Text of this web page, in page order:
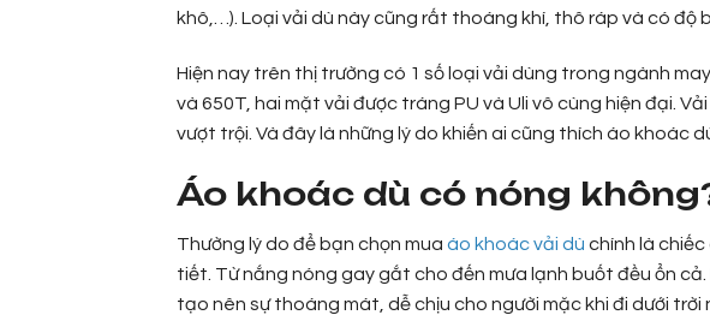
khô,…). Loại vải dù này cũng rất thoáng khí, thô ráp và có độ
Hiện nay trên thị trường có 1 số loại vải dùng trong ngành
và 650T, hai mặt vải được tráng PU và Uli vô cùng hiện đại.
vượt trội. Và đây là những lý do khiến ai cũng thích áo khoác
Áo khoác dù có nóng
Thường lý do để bạn chọn mua áo khoác vải dù chính là
tiết. Từ nắng nóng gay gắt cho đến mưa lạnh buốt đều ổn
tạo nên sự thoáng mát, dễ chịu cho người mặc khi đi dưới trời